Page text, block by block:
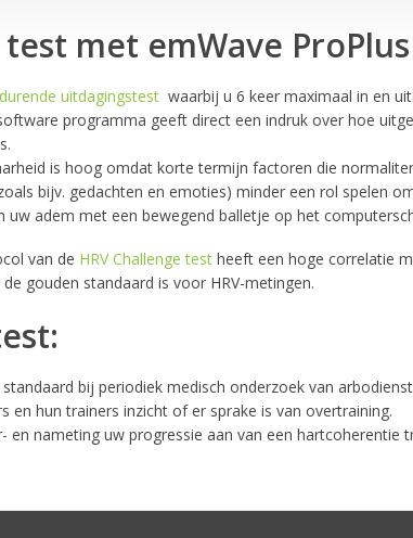
test met emWave ProPlus
uitdagingstest waarbij u 6 keer maximaal in en
programma geeft direct een indruk over hoe
is hoog omdat korte termijn factoren die
bijv. gedachten en emoties) minder een rol spelen
uw adem met een bewegend balletje op het
van de HRV Challenge test heeft een hoge correlatie
gouden standaard is voor HRV-metingen.
bij periodiek medisch onderzoek van
en hun trainers inzicht of er sprake is van overtraining.
en nameting uw progressie aan van een hartcoherentie